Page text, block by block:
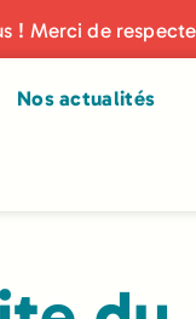
! Merci de
Nos actualités